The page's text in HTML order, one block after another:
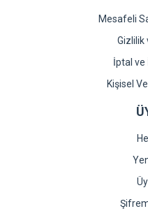
Mesafeli
Gizlilik
İptal ve
Kişisel